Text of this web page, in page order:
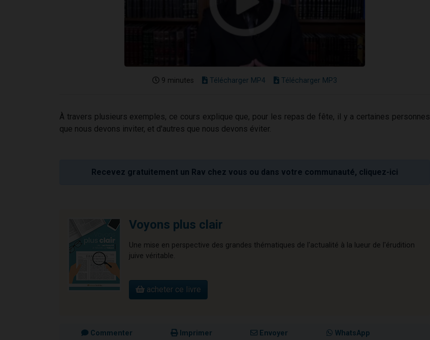
9 minutes Télécharger MP4 Télécharger MP3
À travers plusieurs exemples, ce cours explique que, pour les repas de fête, il y a certaines personnes
que nous devons inviter, et d'autres que nous devons éviter.
Recevez gratuitement un Rav chez vous ou dans votre communauté, cliquez-ici
Voyons plus clair
Une mise en perspective des grandes thématiques de l'actualité à la lueur de l'érudition
juive véritable.
acheter ce livre
Commenter Imprimer Envoyer WhatsApp